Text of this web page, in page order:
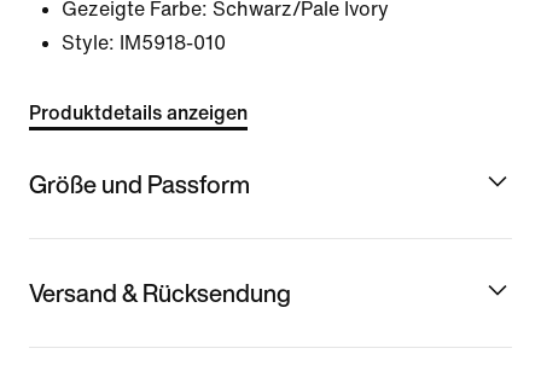
Gezeigte Farbe: Schwarz/Pale Ivory
Style:
IM5918-010
Produktdetails anzeigen
Größe und Passform
Versand & Rücksendung